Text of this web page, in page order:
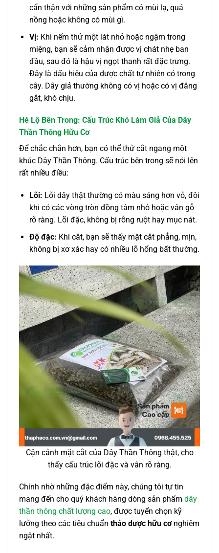
cẩn thận với những sản phẩm có mùi lạ, quá
nồng hoặc không có mùi gì.
Vị: Khi nếm thử một lát nhỏ hoặc ngậm trong
miệng, bạn sẽ cảm nhận được vị chát nhẹ ban
đầu, sau đó là hậu vị ngọt thanh rất đặc trưng.
Đây là dấu hiệu của dược chất tự nhiên có trong
cây. Dây giả thường không có vị hoặc có vị đắng
gắt, khó chịu.
Hé Lộ Bên Trong: Cấu Trúc Khó Làm Giả Của Dây
Thần Thông Hữu Cơ
Để chắc chắn hơn, bạn có thể thử cắt ngang một
khúc Dây Thần Thông. Cấu trúc bên trong sẽ nói lên
rất nhiều điều:
Lõi: Lõi dây thật thường có màu sáng hơn vỏ, đôi
khi có các vòng tròn đồng tâm nhỏ hoặc vân gỗ
rõ ràng. Lõi đặc, không bị rỗng ruột hay mục nát.
Độ đặc: Khi cắt, bạn sẽ thấy mặt cắt phẳng, mịn,
không bị xơ xác hay có nhiều lỗ hổng bất thường.
Cận cảnh mặt cắt của Dây Thần Thông thật, cho
thấy cấu trúc lõi đặc và vân rõ ràng.
Chính nhờ những đặc điểm này, chúng tôi tự tin
mang đến cho quý khách hàng dòng sản phẩm dây
thần thông chất lượng cao, được tuyển chọn kỹ
lưỡng theo các tiêu chuẩn thảo dược hữu cơnghiêm
ngặt nhất.